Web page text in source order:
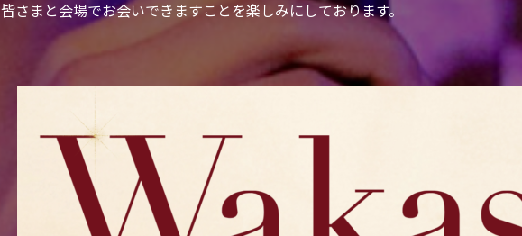
皆さまと会場でお会いできますことを楽しみにしております。